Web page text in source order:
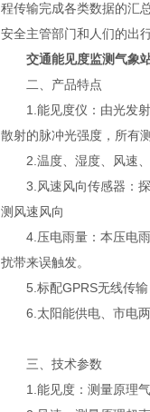
程传输完成各类数据的汇
安全主管部门和人们的出
交通能见度监测气象
二、产品特点
1.能见度仪：由光发射
散射的脉冲光强度，所有
2.温度、湿度、风速、
3.风速风向传感器：探
测风速风向
4.压电雨量：本压电雨
扰带来误触发。
5.标配GPRS无线传输
6.太阳能供电、市电两
三、技术参数
1.能见度：测量原理气